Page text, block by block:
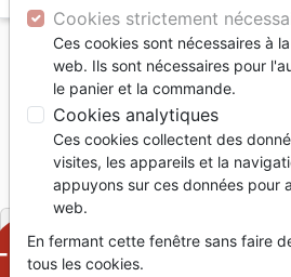
Accueil Jeunesse
Découvrir la Bible - Ruth
Découvrir la Bible - Ruth
Corinne Sigg
RéférenceCOSI2859 EAN
50%
Cookies strictement
Ces cookies sont nécessaires à
web. Ils sont nécessaires pour
le panier et la commande.
Cookies analytiques
Ces cookies collectent des
visites, les appareils et la
appuyons sur ces données pour
web.
En fermant cette fenêtre sans faire
tous les cookies.